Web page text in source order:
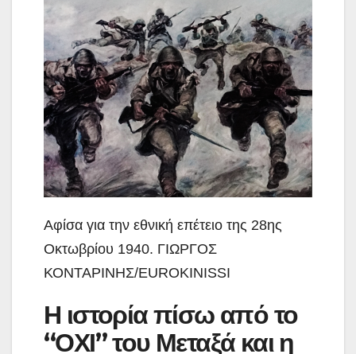
Αφίσα για την εθνική επέτειο της 28ης
Οκτωβρίου 1940. ΓΙΩΡΓΟΣ
ΚΟΝΤΑΡΙΝΗΣ/EUROKINISSI
Η ιστορία πίσω από το
“ΟΧΙ” του Μεταξά και η